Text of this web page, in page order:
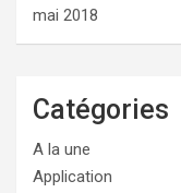
mai 2018
Catégories
A la une
Application